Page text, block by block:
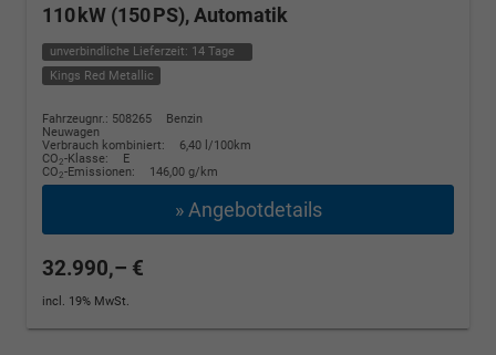
110 kW (150 PS), Automatik
unverbindliche Lieferzeit: 14 Tage
Kings Red Metallic
Fahrzeugnr.: 508265
Benzin
Neuwagen
Verbrauch kombiniert:
6,40 l/100km
CO2-Klasse:
E
CO2-Emissionen: 146,00 g/km
» Angebotdetails
32.990,– €
incl. 19% MwSt.